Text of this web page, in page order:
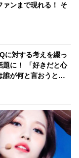
ァンまで現れる！ そ
に対する考えを綴っ
題に！ 「好きだと心
が何と言おうと